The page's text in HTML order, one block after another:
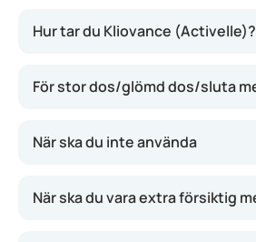
Kliovance (Activelle) fungerar
Hur tar du Kliovance (Activelle)?
För stor dos/glömd dos/sluta
När ska du inte använda
När ska du vara extra försiktig